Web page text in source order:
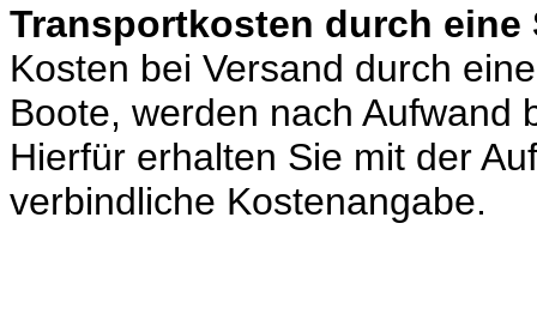
Transportkosten durch eine
Kosten bei Versand durch
Boote, werden nach Aufwand
Hierfür erhalten Sie mit der
verbindliche Kostenangabe.